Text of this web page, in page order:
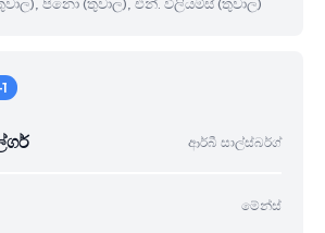
ආර්බී සාල්ස්බර්ග්
මේන්ස්